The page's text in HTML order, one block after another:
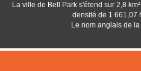
La ville de Bell Park s'étend sur 2,8
densité de 1 661,07
Le nom anglais de